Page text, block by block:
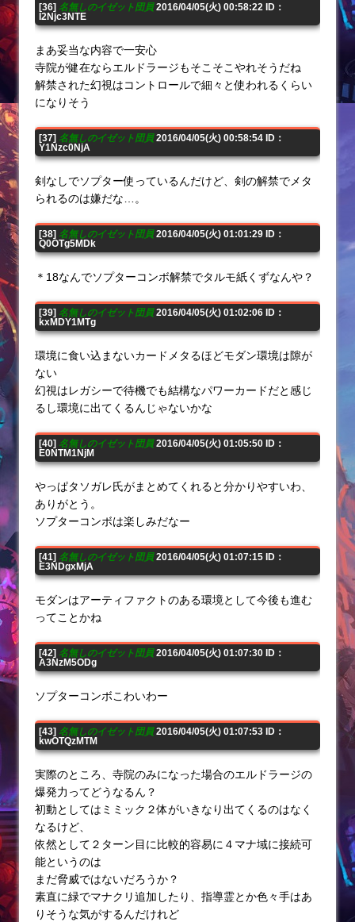
[36] 名無しのイゼット団員2016/04/05(火) 00:58:22 ID：
I2Njc3NTE
まあ妥当な内容で一安心
寺院が健在ならエルドラージもそこそこやれそうだね
解禁された幻視はコントロールで細々と使われるくらい
になりそう
[37] 名無しのイゼット団員2016/04/05(火) 00:58:54 ID：
Y1Nzc0NjA
剣なしでソプター使っているんだけど、剣の解禁でメタ
られるのは嫌だな…。
[38] 名無しのイゼット団員2016/04/05(火) 01:01:29 ID：
Q0OTg5MDk
＊18なんでソプターコンボ解禁でタルモ紙くずなんや？
[39] 名無しのイゼット団員2016/04/05(火) 01:02:06 ID：
kxMDY1MTg
環境に食い込まないカードメタるほどモダン環境は隙が
ない
幻視はレガシーで待機でも結構なパワーカードだと感じ
るし環境に出てくるんじゃないかな
[40] 名無しのイゼット団員2016/04/05(火) 01:05:50 ID：
E0NTM1NjM
やっぱタソガレ氏がまとめてくれると分かりやすいわ、
ありがとう。
ソプターコンボは楽しみだなー
[41] 名無しのイゼット団員2016/04/05(火) 01:07:15 ID：
E3NDgxMjA
モダンはアーティファクトのある環境として今後も進む
ってことかね
[42] 名無しのイゼット団員2016/04/05(火) 01:07:30 ID：
A3NzM5ODg
ソプターコンボこわいわー
[43] 名無しのイゼット団員2016/04/05(火) 01:07:53 ID：
kwOTQzMTM
実際のところ、寺院のみになった場合のエルドラージの
爆発力ってどうなるん？
初動としてはミミック２体がいきなり出てくるのはなく
なるけど、
依然として２ターン目に比較的容易に４マナ域に接続可
能というのは
まだ脅威ではないだろうか？
素直に緑でマナクリ追加したり、指導霊とか色々手はあ
りそうな気がするんだけれど